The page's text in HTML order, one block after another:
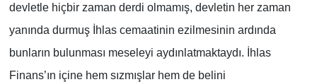
devletle hiçbir zaman derdi olmamış, devletin her zaman
yanında durmuş İhlas cemaatinin ezilmesinin ardında
bunların bulunması meseleyi aydınlatmaktaydı. İhlas
Finans’ın içine hem sızmışlar hem de belini